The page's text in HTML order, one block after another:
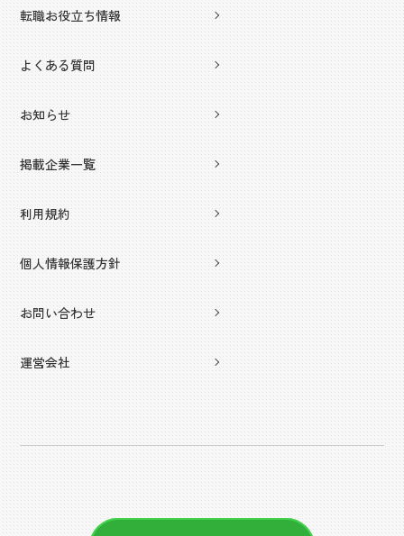
転職お役立ち情報
よくある質問
お知らせ
掲載企業一覧
利用規約
個人情報保護方針
お問い合わせ
運営会社